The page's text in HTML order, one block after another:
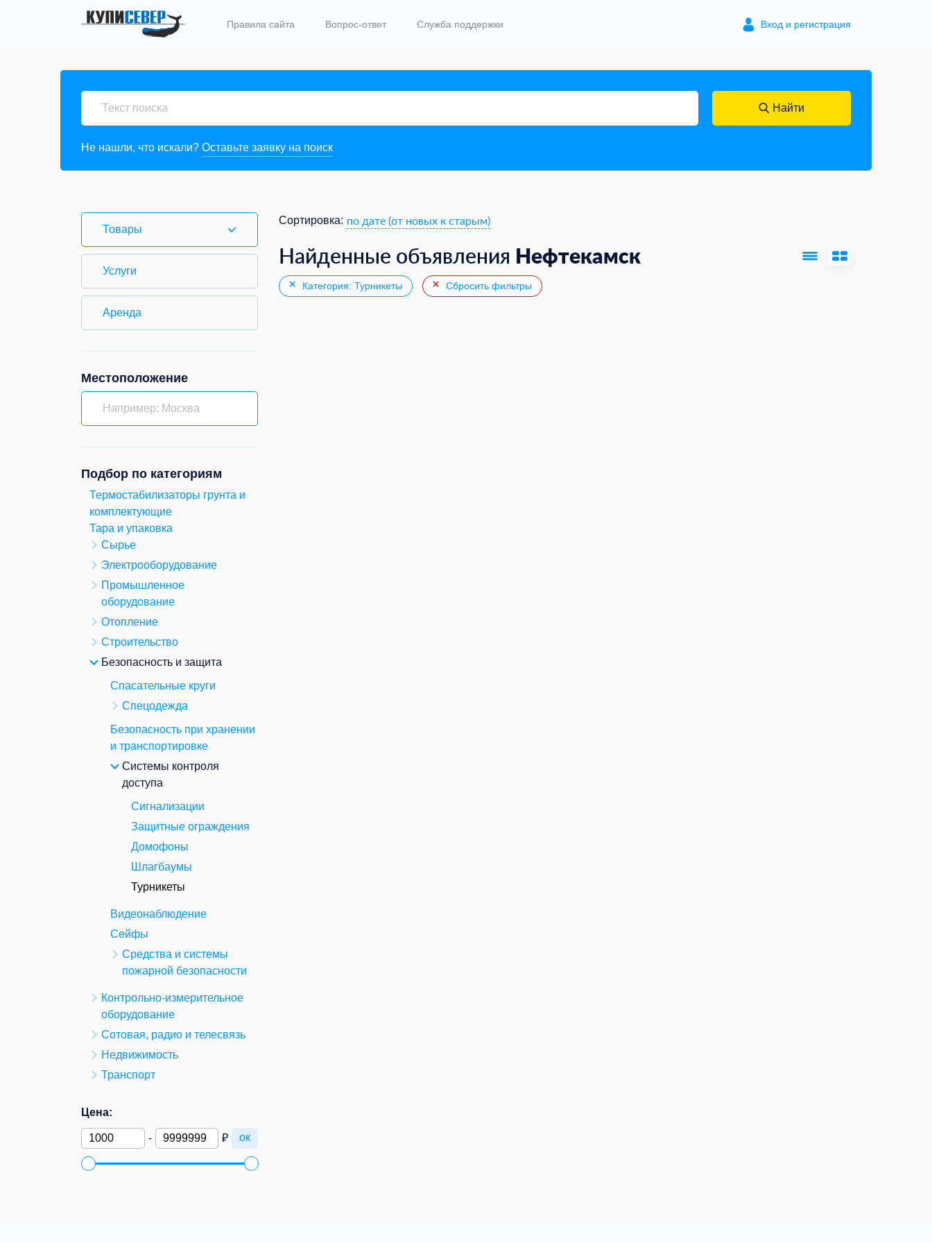
Правила сайта Вопрос-ответ Служба поддержки Вход и регистрация
Найти
Не нашли, что искали? Оставьте заявку на поиск
Товары
Услуги
Аренда
Местоположение
Подбор по категориям
Термостабилизаторы грунта и
комплектующие
Тара и упаковка
Сырье
Электрооборудование
Промышленное
оборудование
Отопление
Строительство
Безопасность и защита
Спасательные круги
Спецодежда
Безопасность при хранении
и транспортировке
Системы контроля
доступа
Сигнализации
Защитные ограждения
Домофоны
Шлагбаумы
Турникеты
Видеонаблюдение
Сейфы
Средства и системы
пожарной безопасности
Контрольно-измерительное
оборудование
Сотовая, радио и телесвязь
Недвижимость
Транспорт
Цена:
- ₽ ок
Сортировка: по дате (от новых к старым)
Найденные объявления Нефтекамск
Категория: Турникеты Сбросить фильтры